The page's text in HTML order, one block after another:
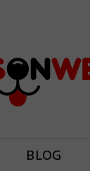
BLOG